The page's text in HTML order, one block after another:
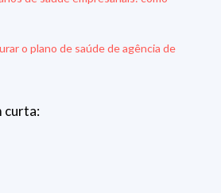
o plano de saúde de agência de
curta: